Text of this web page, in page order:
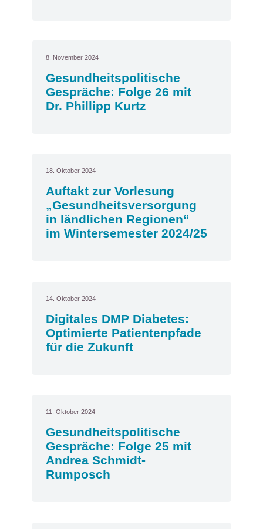
8. November 2024
Gesundheitspolitische
Gespräche: Folge 26 mit
Dr. Phillipp Kurtz
18. Oktober 2024
Auftakt zur Vorlesung
„Gesundheitsversorgung
in ländlichen Regionen“
im Wintersemester 2024/25
14. Oktober 2024
Digitales DMP Diabetes:
Optimierte Patientenpfade
für die Zukunft
11. Oktober 2024
Gesundheitspolitische
Gespräche: Folge 25 mit
Andrea Schmidt-
Rumposch